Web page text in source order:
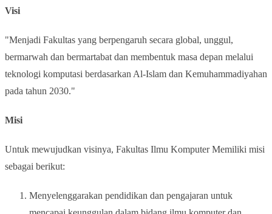
Visi
"Menjadi Fakultas yang berpengaruh secara global, unggul,
bermarwah dan bermartabat dan membentuk masa depan melalui
teknologi komputasi berdasarkan Al-Islam dan Kemuhammadiyahan
pada tahun 2030."
Misi
Untuk mewujudkan visinya, Fakultas Ilmu KomputerMemiliki misi
sebagai berikut:
Menyelenggarakan pendidikan dan pengajaran untuk